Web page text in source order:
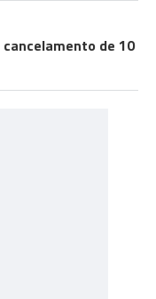
de 10